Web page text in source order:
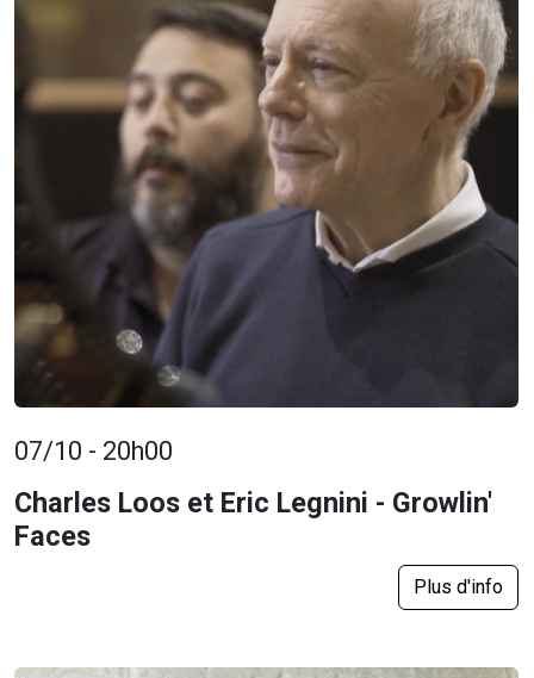
07/10 - 20h00
Charles Loos et Eric Legnini - Growlin'
Faces
Plus d'info